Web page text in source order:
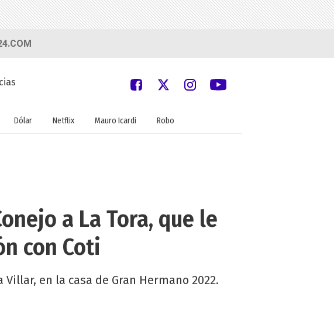
Dólar Netflix Mauro Icardi Robo
a La Tora, que le
con Coti
en la casa de Gran Hermano 2022.